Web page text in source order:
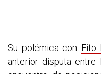
Su polémica con Fito
anterior disputa entre